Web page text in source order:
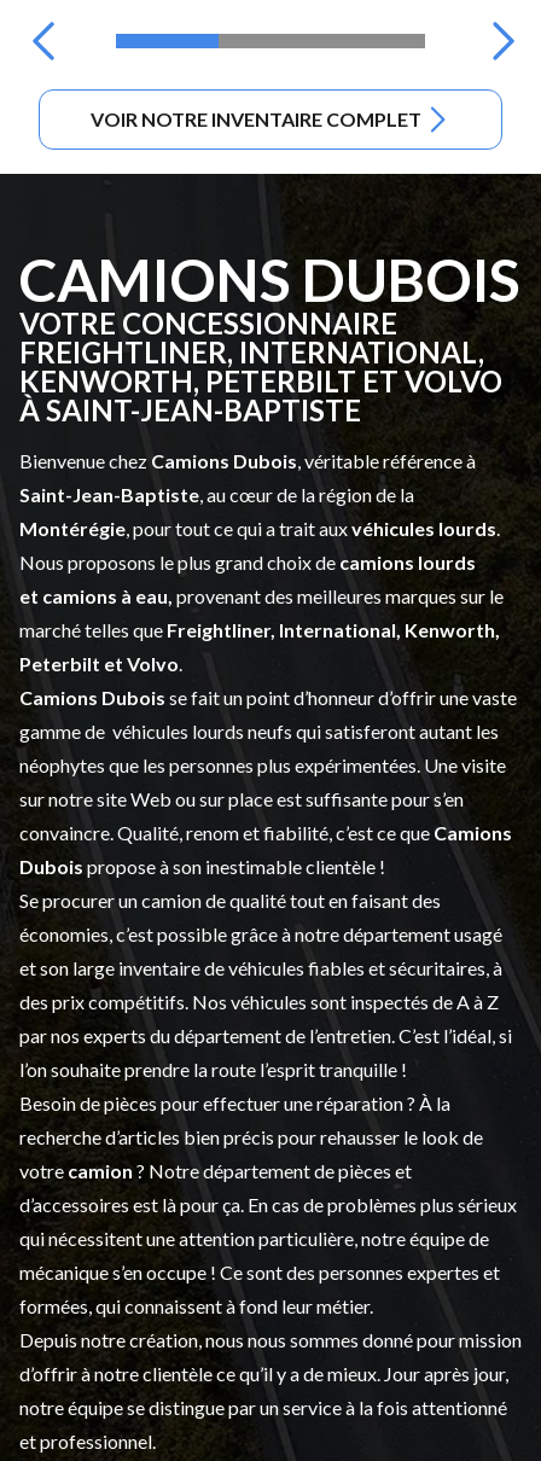
VOIR NOTRE INVENTAIRE COMPLET
CAMIONS DUBOIS
VOTRE CONCESSIONNAIRE
FREIGHTLINER, INTERNATIONAL,
KENWORTH, PETERBILT ET VOLVO
À SAINT-JEAN-BAPTISTE
Bienvenue chez Camions Dubois , véritable référence à
Saint-Jean-Baptiste , au cœur de la région de la
Montérégie , pour tout ce qui a trait auxvéhicules lourds
Nous proposons le plus grand choix de camions lourds
et camions à eau, provenant des meilleures marques sur le
marché telles que Freightliner, International, Kenworth,
Peterbilt et Volvo
Camions Dubois se fait un point d’honneur d’offrir une vaste
gamme de véhicules lourds neufs qui satisferont autant les
néophytes que les personnes plus expérimentées. Une visite
sur notre site Web ou sur place est suffisante pour s’en
convaincre. Qualité, renom et fiabilité, c’est ce que Camions
Dubois propose à son inestimable clientèle !
Se procurer un camion de qualité tout en faisant des
économies, c’est possible grâce à notredépartement usagé
et son large inventaire de véhicules fiables et sécuritaires, à
des prix compétitifs. Nos véhicules sont inspectés de A à Z
par nos experts du département de l’entretien . C’est l’idéal, si
l’on souhaite prendre la route l’esprit tranquille !
Besoin de pièces pour effectuer une réparation ? À la
recherche d’articles bien précis pour rehausser le look de
votre camion ? Notre département depièces et
d’accessoiresest là pour ça. En cas de problèmes plus sérieux
qui nécessitent une attention particulière, notre équipe de
mécanique s’en occupe ! Ce sont des personnes expertes et
formées, qui connaissent à fond leur métier.
Depuis notre création, nous nous sommes donné pour mission
d’offrir à notre clientèle ce qu’il y a de mieux. Jour après jour,
notre équipe se distingue par un service à la fois attentionné
et professionnel.